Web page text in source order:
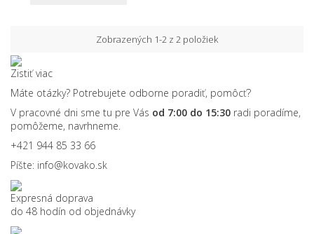
Zobrazených 1-2 z 2 položiek
Zistiť viac
Máte otázky? Potrebujete odborne poradiť, pomôcť?
V pracovné dni sme tu pre Vás od 7:00 do 15:30 radi poradíme,
pomôžeme, navrhneme.
+421 944 85 33 66
Píšte: info@kovako.sk
Expresná doprava
do 48 hodín od objednávky